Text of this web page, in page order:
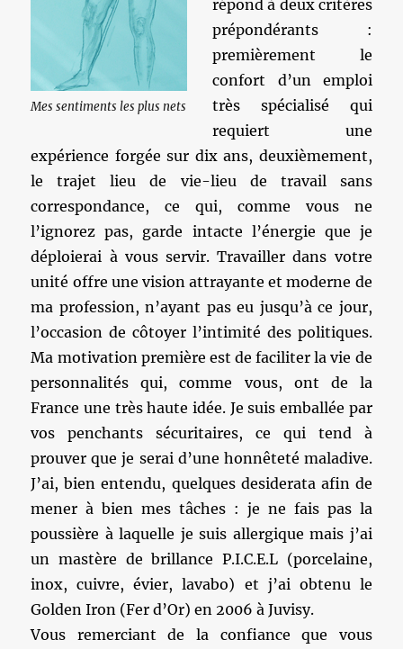
Mes sentiments les plus nets
répond à deux critères
prépondérants :
premièrement le
confort d’un emploi
très spécialisé qui
requiert une
expérience forgée sur dix ans, deuxièmement,
le trajet lieu de vie-lieu de travail sans
correspondance, ce qui, comme vous ne
l’ignorez pas, garde intacte l’énergie que je
déploierai à vous servir. Travailler dans votre
unité offre une vision attrayante et moderne de
ma profession, n’ayant pas eu jusqu’à ce jour,
l’occasion de côtoyer l’intimité des politiques.
Ma motivation première est de faciliter la vie de
personnalités qui, comme vous, ont de la
France une très haute idée. Je suis emballée par
vos penchants sécuritaires, ce qui tend à
prouver que je serai d’une honnêteté maladive.
J’ai, bien entendu, quelques desiderata afin de
mener à bien mes tâches : je ne fais pas la
poussière à laquelle je suis allergique mais j’ai
un mastère de brillance P.I.C.E.L (porcelaine,
inox, cuivre, évier, lavabo) et j’ai obtenu le
Golden Iron (Fer d’Or) en 2006 à Juvisy.
Vous remerciant de la confiance que vous